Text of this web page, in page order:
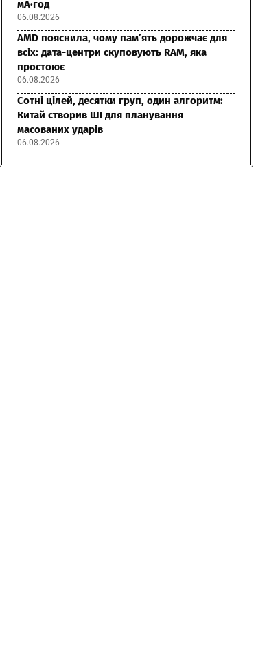
мА·год
06.08.2026
AMD пояснила, чому пам’ять дорожчає для
всіх: дата-центри скуповують RAM, яка
простоює
06.08.2026
Сотні цілей, десятки груп, один алгоритм:
Китай створив ШІ для планування
масованих ударів
06.08.2026